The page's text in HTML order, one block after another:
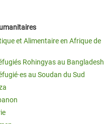
et Alimentaire en Afrique de
Rohingyas au Bangladesh
au Soudan du Sud